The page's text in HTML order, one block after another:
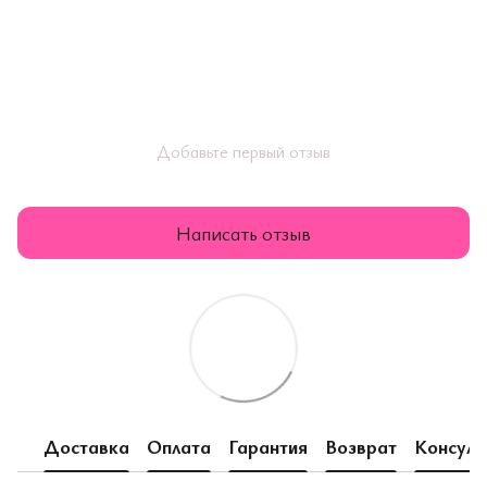
Добавьте первый отзыв
Написать отзыв
Доставка Оплата Гарантия Возврат